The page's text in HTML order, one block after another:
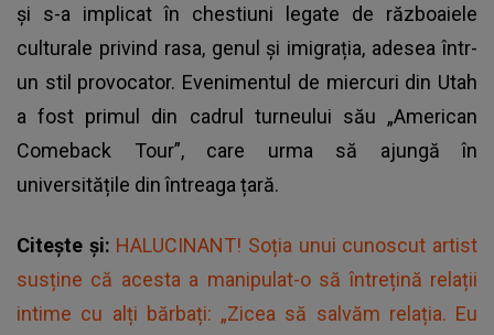
și s-a implicat în chestiuni legate de războaiele
culturale privind rasa, genul și imigrația, adesea într-
un stil provocator. Evenimentul de miercuri din Utah
a fost primul din cadrul turneului său „American
Comeback Tour”, care urma să ajungă în
universitățile din întreaga țară.
Citește și: HALUCINANT! Soția unui cunoscut artist
susține că acesta a manipulat-o să întrețină relații
intime cu alți bărbați: „Zicea să salvăm relația. Eu